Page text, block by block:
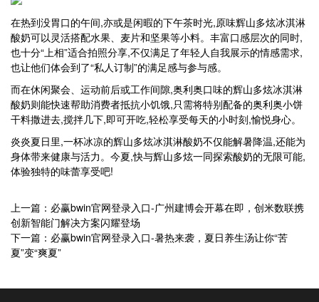
在热到没胃口的午间,亦或是闲暇的下午茶时光,原味辉山多炫冰淇淋
酸奶可以灵活搭配水果、麦片和坚果等小料。丰富口感层次的同时,
也十分“上相”适合拍照分享,不仅满足了年轻人自我展示的情感需求,
也让他们体会到了“私人订制”的满足感与参与感。
而在休闲聚会、运动前后或工作间隙,奥利奥口味的辉山多炫冰淇淋
酸奶则能快速帮助消费者抵抗小饥饿,只需将特别配备的奥利奥小饼
干料撒进去,搅拌几下,即可开吃,轻松享受每天的小时刻,愉悦身心。
炎炎夏日里,一杯冰凉的辉山多炫冰淇淋酸奶不仅能解暑降温,还能为
身体带来健康与活力。今夏,快与辉山多炫一同探索酸奶的无限可能,
体验独特的味蕾享受吧!
上一篇：必赢bwin官网登录入口-广州建博会开幕在即，创米数联携
创新智能门解决方案闪耀登场
下一篇：必赢bwin官网登录入口-暑热来袭，夏日养生汤让你“苦
夏”变“爽夏”